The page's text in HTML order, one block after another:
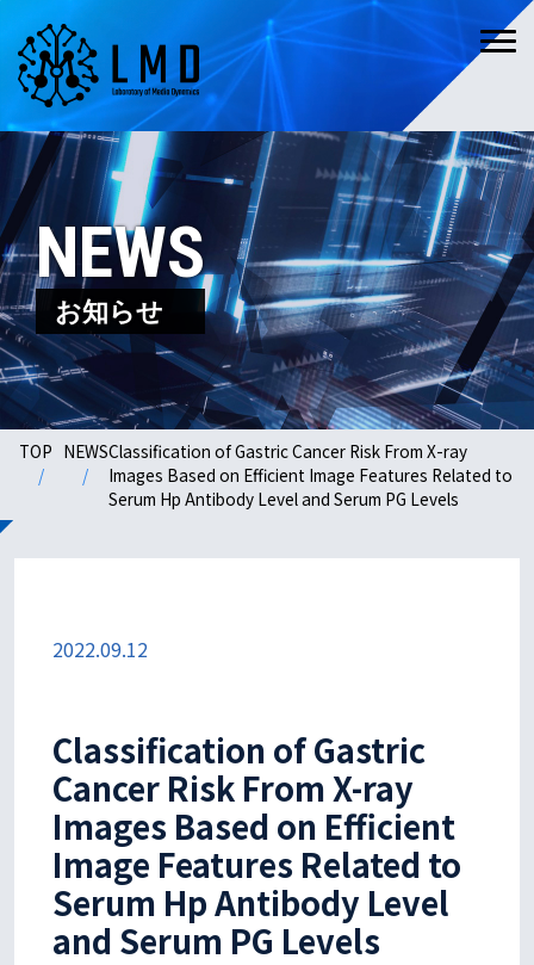
NEWS
お知らせ
TOP NEWSClassification of Gastric Cancer Risk From X-ray
Images Based on Efficient Image Features Related to
Serum Hp Antibody Level and Serum PG Levels
2022.09.12
Classification of Gastric
Cancer Risk From X-ray
Images Based on Efficient
Image Features Related to
Serum Hp Antibody Level
and Serum PG Levels